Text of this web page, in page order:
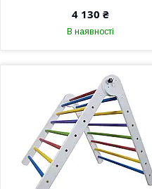
4 130 ₴
В наявності